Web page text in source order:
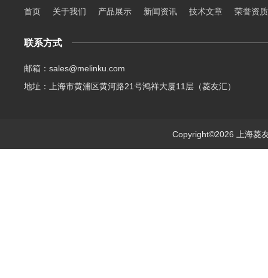
首页 关于我们 产品展示 新闻资讯 技术文章 荣誉资质
联系方式
邮箱：sales@melinku.com
地址：上海市黄浦区黄河路21号鸿祥大厦11层（菱友汇）
Copyright©2026 上海菱